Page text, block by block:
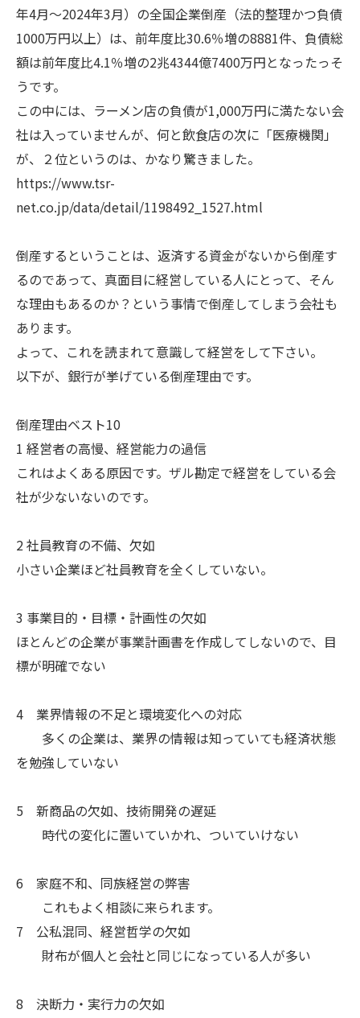
年4月～2024年3月）の全国企業倒産（法的整理かつ負債
1000万円以上）は、前年度比30.6％増の8881件、負債総
額は前年度比4.1％増の2兆4344億7400万円となったっそ
うです。
この中には、ラーメン店の負債が1,000万円に満たない会
社は入っていませんが、何と飲食店の次に「医療機関」
が、２位というのは、かなり驚きました。
https://www.tsr-
net.co.jp/data/detail/1198492_1527.html
倒産するということは、返済する資金がないから倒産す
るのであって、真面目に経営している人にとって、そん
な理由もあるのか？という事情で倒産してしまう会社も
あります。
よって、これを読まれて意識して経営をして下さい。
以下が、銀行が挙げている倒産理由です。
倒産理由ベスト10
1 経営者の高慢、経営能力の過信
これはよくある原因です。ザル勘定で経営をしている会
社が少ないないのです。
2 社員教育の不備、欠如
小さい企業ほど社員教育を全くしていない。
3 事業目的・目標・計画性の欠如
ほとんどの企業が事業計画書を作成してしないので、目
標が明確でない
4 業界情報の不足と環境変化への対応
多くの企業は、業界の情報は知っていても経済状態
を勉強していない
5 新商品の欠如、技術開発の遅延
時代の変化に置いていかれ、ついていけない
6 家庭不和、同族経営の弊害
これもよく相談に来られます。
7 公私混同、経営哲学の欠如
財布が個人と会社と同じになっている人が多い
8 決断力・実行力の欠如